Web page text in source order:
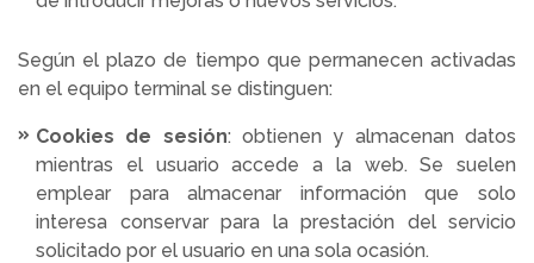
Según el plazo de tiempo que permanecen activadas
en el equipo terminal se distinguen:
Cookies de sesión: obtienen y almacenan datos
mientras el usuario accede a la web. Se suelen
emplear para almacenar información que solo
interesa conservar para la prestación del servicio
solicitado por el usuario en una sola ocasión.